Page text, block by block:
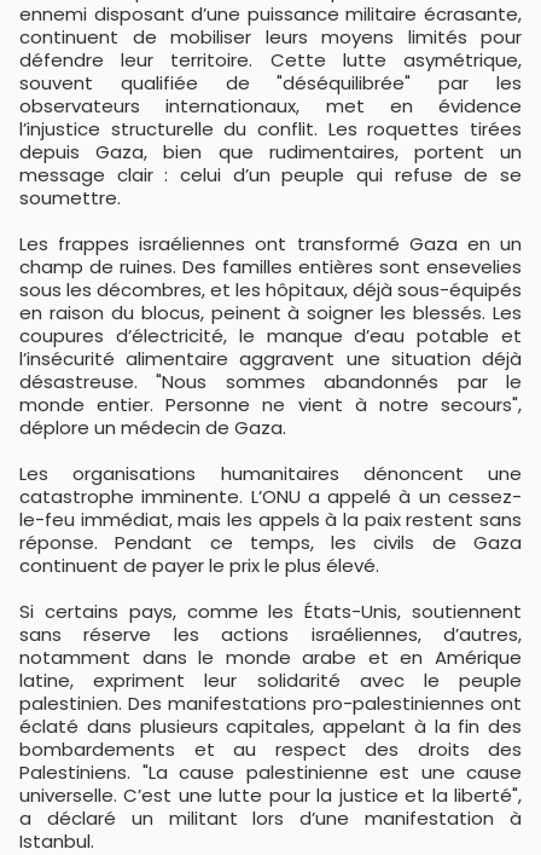
ennemi disposant d’une puissance militaire écrasante,
continuent de mobiliser leurs moyens limités pour
défendre leur territoire. Cette lutte asymétrique,
souvent qualifiée de "déséquilibrée" par les
observateurs internationaux, met en évidence
l’injustice structurelle du conflit. Les roquettes tirées
depuis Gaza, bien que rudimentaires, portent un
message clair : celui d’un peuple qui refuse de se
soumettre.
Les frappes israéliennes ont transformé Gaza en un
champ de ruines. Des familles entières sont ensevelies
sous les décombres, et les hôpitaux, déjà sous-équipés
en raison du blocus, peinent à soigner les blessés. Les
coupures d’électricité, le manque d’eau potable et
l’insécurité alimentaire aggravent une situation déjà
désastreuse. "Nous sommes abandonnés par le
monde entier. Personne ne vient à notre secours",
déplore un médecin de Gaza.
Les organisations humanitaires dénoncent une
catastrophe imminente. L’ONU a appelé à un cessez-
le-feu immédiat, mais les appels à la paix restent sans
réponse. Pendant ce temps, les civils de Gaza
continuent de payer le prix le plus élevé.
Si certains pays, comme les États-Unis, soutiennent
sans réserve les actions israéliennes, d’autres,
notamment dans le monde arabe et en Amérique
latine, expriment leur solidarité avec le peuple
palestinien. Des manifestations pro-palestiniennes ont
éclaté dans plusieurs capitales, appelant à la fin des
bombardements et au respect des droits des
Palestiniens. "La cause palestinienne est une cause
universelle. C’est une lutte pour la justice et la liberté",
a déclaré un militant lors d’une manifestation à
Istanbul.